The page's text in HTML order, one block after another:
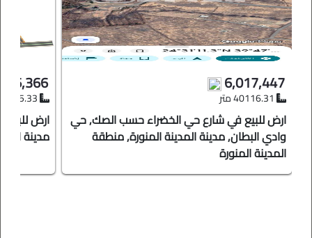
الصفة: مباشر المالك
6,017,447
ارض للبيع في شارع حي الخضراء حسب الصك, حي
وادي البطان, مدينة المدينة المنورة, منطقة
المدينة المنورة
مدينة